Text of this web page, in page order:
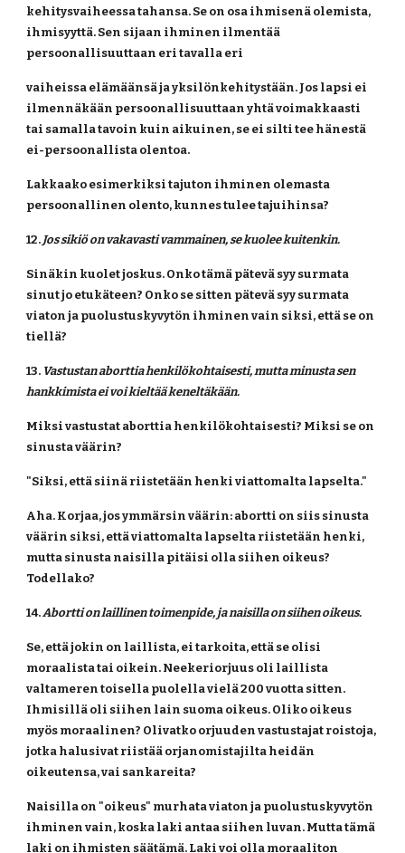
kehitysvaiheessa tahansa. Se on osa ihmisenä olemista,
ihmisyyttä. Sen sijaan ihminen ilmentää
persoonallisuuttaan eri tavalla eri
vaiheissa elämäänsä ja yksilönkehitystään. Jos lapsi ei
ilmennäkään persoonallisuuttaan yhtä voimakkaasti
tai samalla tavoin kuin aikuinen, se ei silti tee hänestä
ei-persoonallista olentoa.
Lakkaako esimerkiksi tajuton ihminen olemasta
persoonallinen olento, kunnes tulee tajuihinsa?
12. Jos sikiö on vakavasti vammainen, se kuolee kuitenkin.
Sinäkin kuolet joskus. Onko tämä pätevä syy surmata
sinut jo etukäteen? Onko se sitten pätevä syy surmata
viaton ja puolustuskyvytön ihminen vain siksi, että se on
tiellä?
13. Vastustan aborttia henkilökohtaisesti, mutta minusta sen
hankkimista ei voi kieltää keneltäkään.
Miksi vastustat aborttia henkilökohtaisesti? Miksi se on
sinusta väärin?
"Siksi, että siinä riistetään henki viattomalta lapselta."
Aha. Korjaa, jos ymmärsin väärin: abortti on siis sinusta
väärin siksi, että viattomalta lapselta riistetään henki,
mutta sinusta naisilla pitäisi olla siihen oikeus?
Todellako?
14. Abortti on laillinen toimenpide, ja naisilla on siihen oikeus.
Se, että jokin on laillista, ei tarkoita, että se olisi
moraalista tai oikein. Neekeriorjuus oli laillista
valtameren toisella puolella vielä 200 vuotta sitten.
Ihmisillä oli siihen lain suoma oikeus. Oliko oikeus
myös moraalinen? Olivatko orjuuden vastustajat roistoja,
jotka halusivat riistää orjanomistajilta heidän
oikeutensa, vai sankareita?
Naisilla on "oikeus" murhata viaton ja puolustuskyvytön
ihminen vain, koska laki antaa siihen luvan. Mutta tämä
laki on ihmisten säätämä. Laki voi olla moraaliton